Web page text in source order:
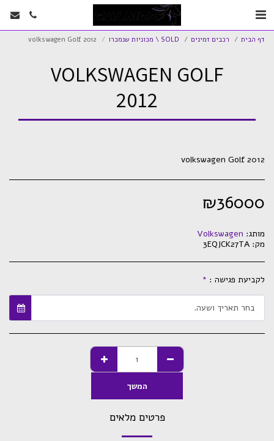
דף הבית רכבים זמינים SOLD \ מכוניות שנמכרו volkswagen Golf 2012
VOLKSWAGEN GOLF
2012
volkswagen Golf 2012
₪36000
מותג: Volkswagen
מק: 3EQJCK27TA
לקביעת פגישה : *
בחר תאריך ושעה.
המשך
פרטים מלאים